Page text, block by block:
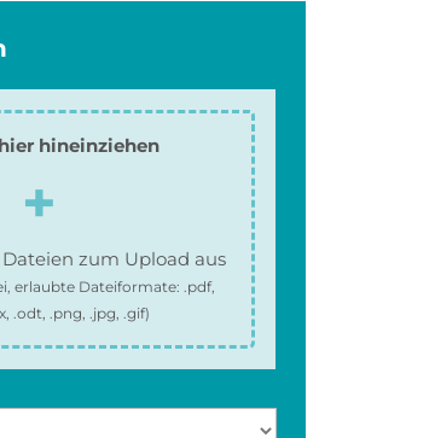
hineinziehen
zum Upload aus
erlaubte Dateiformate:.pdf,
.odt, .png, .jpg, .gif)